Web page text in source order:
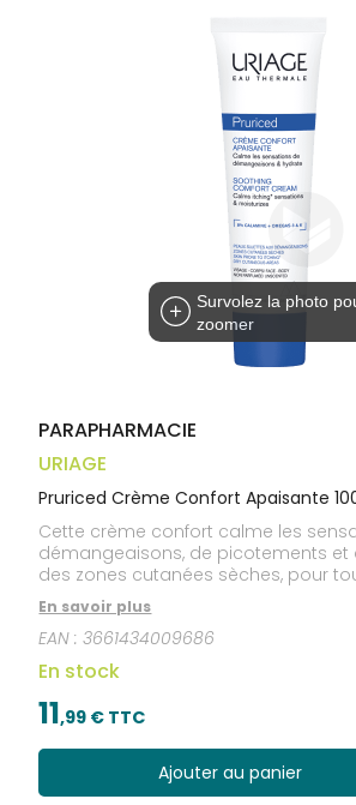
Survolez la photo
zoomer
PARAPHARMACIE
URIAGE
Pruriced Crème Confort Apaisante
Cette crème confort calme les
démangeaisons, de picotements et
des zones cutanées sèches, pour
Actifs dermatologiques : [8%
pépins de framboise riche en
En savoir plus
EAN :3661434009686
En stock
11,99 € TTC
Ajouter au panier